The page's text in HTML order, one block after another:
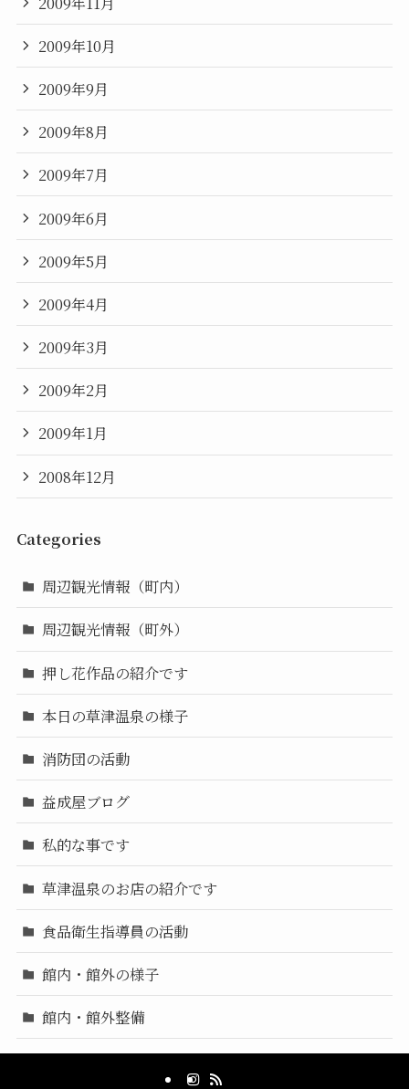
2009年10月
2009年9月
2009年8月
2009年7月
2009年6月
2009年5月
2009年4月
2009年3月
2009年2月
2009年1月
2008年12月
Categories
周辺観光情報（町内）
周辺観光情報（町外）
押し花作品の紹介です
本日の草津温泉の様子
消防団の活動
益成屋ブログ
私的な事です
草津温泉のお店の紹介です
食品衛生指導員の活動
館内・館外の様子
館内・館外整備